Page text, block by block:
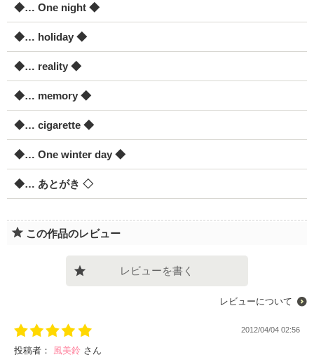
◆… One night ◆
◆… holiday ◆
◆… reality ◆
◆… memory ◆
◆… cigarette ◆
◆… One winter day ◆
◆… あとがき ◇
この作品のレビュー
レビューを書く
レビューについて
2012/04/04 02:56
投稿者： 風美鈴 さん